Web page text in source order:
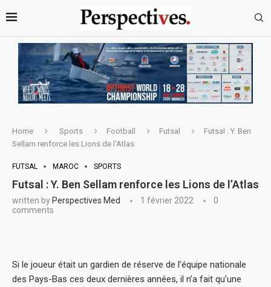
Home Sports Football Futsal
Futsal : Y. Ben
Sellam renforce les Lions de l’Atlas
FUTSAL MAROC SPORTS
Futsal : Y. Ben Sellam renforce les Lions de l’Atlas
written by Perspectives Med 1 février 2022
0
comments
Si le joueur était un gardien de réserve de l’équipe nationale
des Pays-Bas ces deux dernières années, il n’a fait qu’une